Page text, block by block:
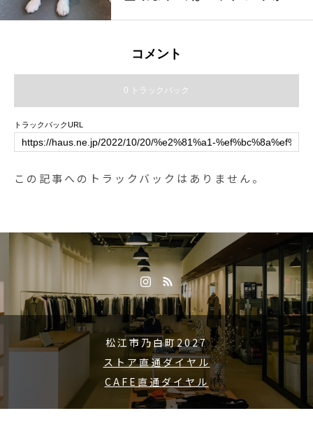
コメント
0 トラックバック
トラックバックURL
この記事へのトラックバックはありません。
松江市乃白町2027
ストア直通ダイヤル
CAFE直通ダイヤル